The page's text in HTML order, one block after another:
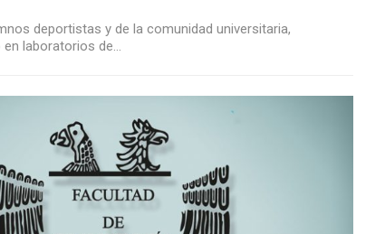
deportistas y de la comunidad universitaria,
laboratorios de…